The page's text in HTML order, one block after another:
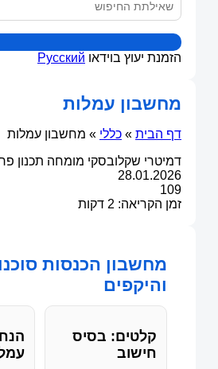
הזמנת יעוץ בוידאו Русский
מחשבון עמלות
דף הבית » כללי » מחשבון עמלות
דמיטרי שקלובסקי מומחה תכנון
28.01.2026
109
זמן הקריאה: 2 דקות
מחשבון הכנסות
והיקפים
קלטים: בסיס
חישוב